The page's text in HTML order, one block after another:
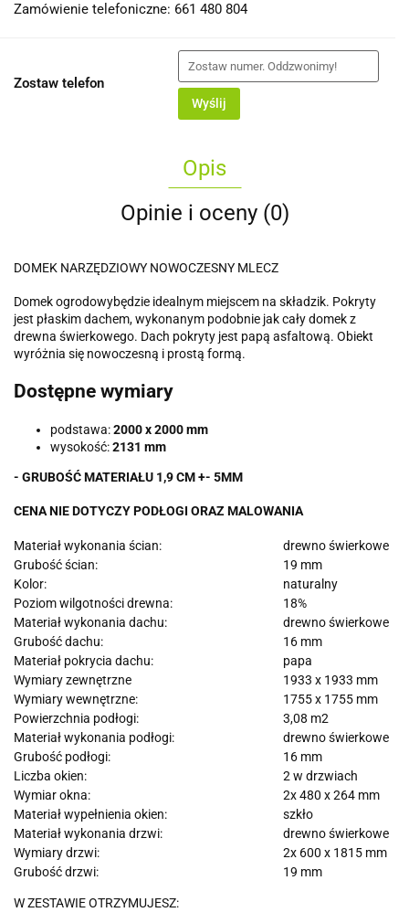
Zamówienie telefoniczne: 661 480 804
Zostaw telefon
Wyślij
Opis
Opinie i oceny (0)
DOMEK NARZĘDZIOWY NOWOCZESNY MLECZ
Domek ogrodowybędzie idealnym miejscem na składzik. Pokryty
jest płaskim dachem, wykonanym podobnie jak cały domek z
drewna świerkowego. Dach pokryty jest papą asfaltową. Obiekt
wyróżnia się nowoczesną i prostą formą.
Dostępne wymiary
podstawa:2000 x 2000 mm
wysokość:2131 mm
- GRUBOŚĆ MATERIAŁU 1,9 CM +- 5MM
CENA NIE DOTYCZY PODŁOGI ORAZ MALOWANIA
Materiał wykonania ścian:
drewno świerkowe
Grubość ścian:
19 mm
Kolor:
naturalny
Poziom wilgotności drewna:
18%
Materiał wykonania dachu:
drewno świerkowe
Grubość dachu:
16 mm
Materiał pokrycia dachu:
papa
Wymiary zewnętrzne
1933 x 1933 mm
Wymiary wewnętrzne:
1755 x 1755 mm
Powierzchnia podłogi:
3,08 m2
Materiał wykonania podłogi:
drewno świerkowe
Grubość podłogi:
16 mm
Liczba okien:
2 w drzwiach
Wymiar okna:
2x 480 x 264 mm
Materiał wypełnienia okien:
szkło
Materiał wykonania drzwi:
drewno świerkowe
Wymiary drzwi:
2x 600 x 1815 mm
Grubość drzwi:
19 mm
W ZESTAWIE OTRZYMUJESZ: